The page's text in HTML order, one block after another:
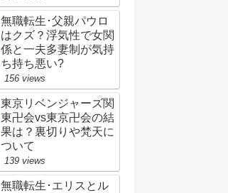
無職転生･父親パウロ
はクズ？浮気性で女関
係と一夫多妻制が気持
ち持ち悪い?
156 views
東京リベンジャーズ関
東卍会vs東京卍会の結
果は？裏切りや梵天に
ついて
139 views
無職転生･エリスとル